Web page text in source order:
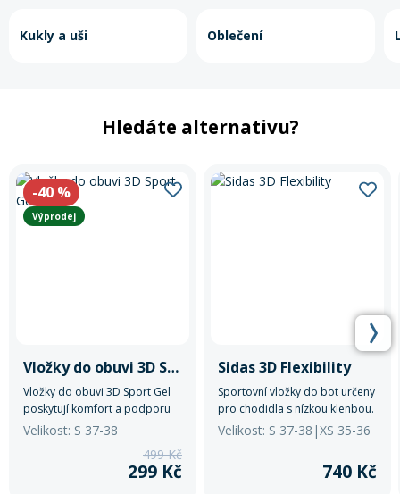
Kukly a uši Oblečení
Hledáte alternativu?
-40 %
Výprodej
Vložky do obuvi 3D Sport Gel
Vložky do obuvi 3D Sport Gel
poskytují komfort a podporu
pro sportovní aktivity.
Velikost: S 37-38
499 Kč
299 Kč
Sidas 3D Flexibility
Sportovní vložky do bot určeny
pro chodidla s nízkou klenbou.
Velikost: S 37-38|XS 35-36
740 Kč